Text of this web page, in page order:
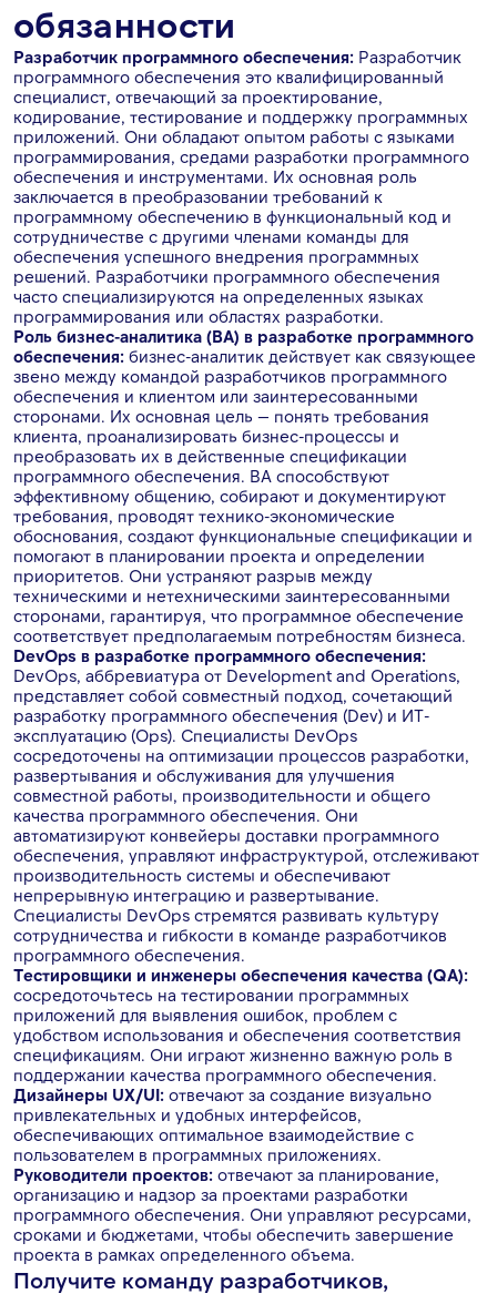
обязанности
Разработчик программного обеспечения: Разработчик
программного обеспечения это квалифицированный
специалист, отвечающий за проектирование,
кодирование, тестирование и поддержку программных
приложений. Они обладают опытом работы с языками
программирования, средами разработки программного
обеспечения и инструментами. Их основная роль
заключается в преобразовании требований к
программному обеспечению в функциональный код и
сотрудничестве с другими членами команды для
обеспечения успешного внедрения программных
решений. Разработчики программного обеспечения
часто специализируются на определенных языках
программирования или областях разработки.
Роль бизнес-аналитика (BA) в разработке программного
обеспечения: бизнес-аналитик действует как связующее
звено между командой разработчиков программного
обеспечения и клиентом или заинтересованными
сторонами. Их основная цель — понять требования
клиента, проанализировать бизнес-процессы и
преобразовать их в действенные спецификации
программного обеспечения. BA способствуют
эффективному общению, собирают и документируют
требования, проводят технико-экономические
обоснования, создают функциональные спецификации и
помогают в планировании проекта и определении
приоритетов. Они устраняют разрыв между
техническими и нетехническими заинтересованными
сторонами, гарантируя, что программное обеспечение
соответствует предполагаемым потребностям бизнеса.
DevOps в разработке программного обеспечения:
DevOps, аббревиатура от Development and Operations,
представляет собой совместный подход, сочетающий
разработку программного обеспечения (Dev) и ИТ-
эксплуатацию (Ops). Специалисты DevOps
сосредоточены на оптимизации процессов разработки,
развертывания и обслуживания для улучшения
совместной работы, производительности и общего
качества программного обеспечения. Они
автоматизируют конвейеры доставки программного
обеспечения, управляют инфраструктурой, отслеживают
производительность системы и обеспечивают
непрерывную интеграцию и развертывание.
Специалисты DevOps стремятся развивать культуру
сотрудничества и гибкости в команде разработчиков
программного обеспечения.
Тестировщики и инженеры обеспечения качества (QA):
сосредоточьтесь на тестировании программных
приложений для выявления ошибок, проблем с
удобством использования и обеспечения соответствия
спецификациям. Они играют жизненно важную роль в
поддержании качества программного обеспечения.
Дизайнеры UX/UI: отвечают за создание визуально
привлекательных и удобных интерфейсов,
обеспечивающих оптимальное взаимодействие с
пользователем в программных приложениях.
Руководители проектов: отвечают за планирование,
организацию и надзор за проектами разработки
программного обеспечения. Они управляют ресурсами,
сроками и бюджетами, чтобы обеспечить завершение
проекта в рамках определенного объема.
Получите команду разработчиков,